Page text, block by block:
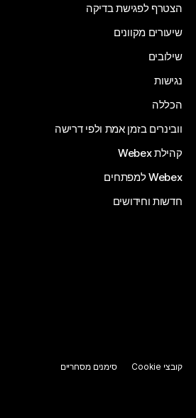
הצטרף לפגישת בדיקה
שיעורים מקוונים
שילובים
נגישות
הכללה
וובינרים בזמן אמת ולפי דרישה
קהילת Webex
Webex למפתחים
חדשות וחידושים
קובצי Cookie סימנים מסחריים